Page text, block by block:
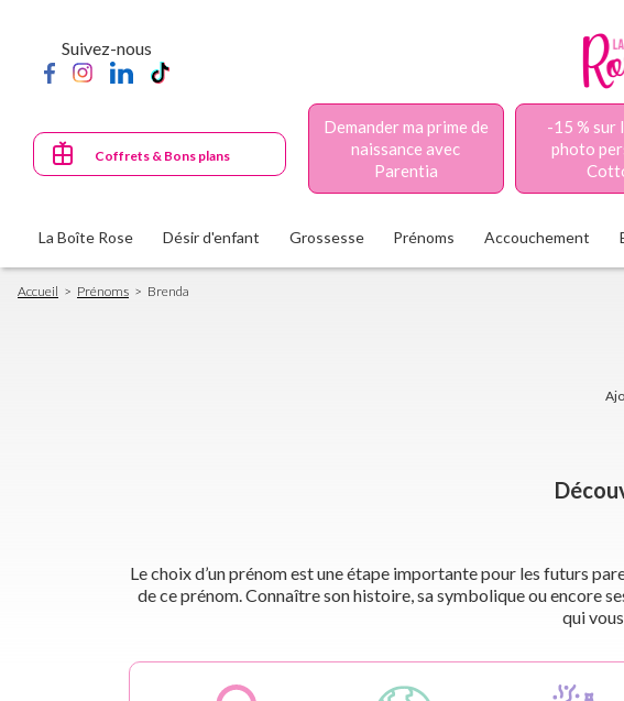
principal
Suivez-nous
Coffrets & Bons plans
Demander ma prime de
naissance avec
Parentia
-15 % sur
photo
La Boîte Rose Désir d'enfant Grossesse Prénoms Accouchement
Fil
d'Ariane
Accueil Prénoms Brenda
Le choix d’un prénom est une étape importante pour les futurs
de ce prénom. Connaître son histoire, sa symbolique ou encore
qui